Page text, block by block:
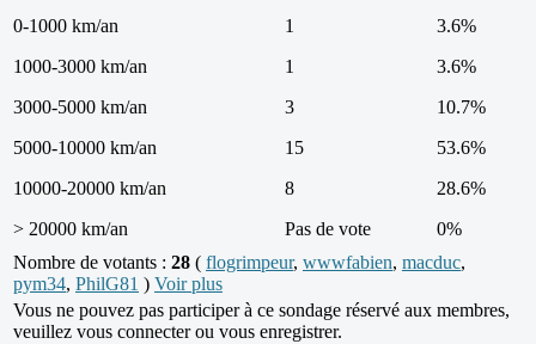
0-1000 km/an 1
3.6%
1000-3000 km/an
1
3.6%
3000-5000 km/an
3
10.7%
5000-10000 km/an
15
53.6%
10000-20000 km/an
8
28.6%
> 20000 km/an
Pas de vote
0%
Nombre de votants : 28 ( flogrimpeur, wwwfabien, macduc,
pym34, PhilG81 ) Voir plus
Vous ne pouvez pas participer à ce sondage réservé aux membres,
veuillez vous connecter ou vous enregistrer.